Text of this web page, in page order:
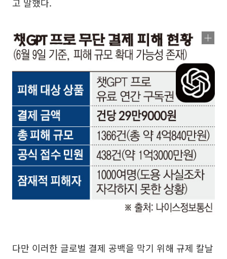
다만 이러한 글로벌 결제 공백을 막기 위해 규제 칼날